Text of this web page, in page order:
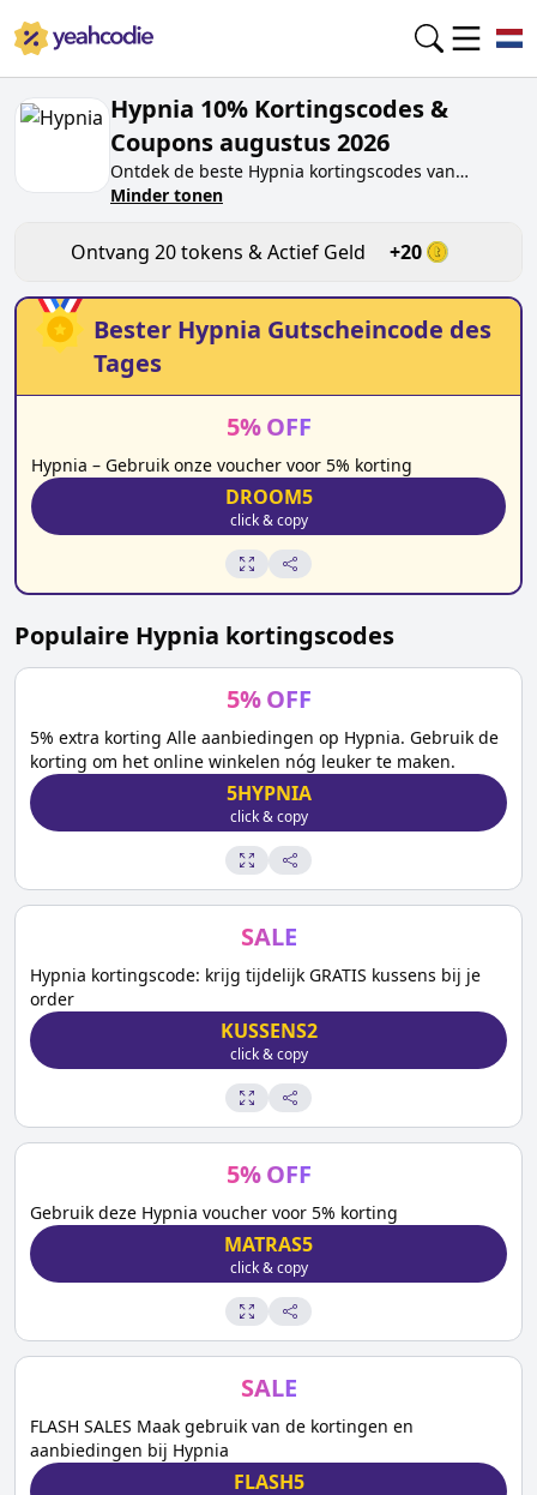
Hypnia 10% Kortingscodes &
Coupons augustus 2026
Ontdek de beste Hypnia kortingscodes van
vandaag vooraugustus 2026
hypnia.nldoor de code te testen. Ontvang
beloningen wanneer jeHypnia kortingscodes
indient en andere kopers helpt besparen.
Minder tonen
Ontvang 20 tokens & Actief Geld +20
Bester Hypnia Gutscheincode des
Tages
5% OFF
Hypnia – Gebruik onze voucher voor 5% korting
DROOM5
click & copy
Populaire Hypnia kortingscodes
5% OFF
5% extra korting Alle aanbiedingen op Hypnia. Gebruik de
korting om het online winkelen nóg leuker te maken.
5HYPNIA
click & copy
SALE
Hypnia kortingscode: krijg tijdelijk GRATIS kussens bij je
order
KUSSENS2
click & copy
5% OFF
Gebruik deze Hypnia voucher voor 5% korting
MATRAS5
click & copy
SALE
FLASH SALES Maak gebruik van de kortingen en
aanbiedingen bij Hypnia
FLASH5